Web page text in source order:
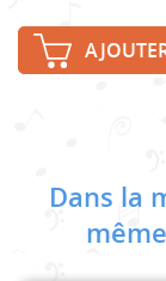
Dans la